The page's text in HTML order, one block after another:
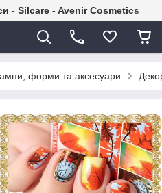
- Silcare - Avenir Cosmetics
форми та аксесуари